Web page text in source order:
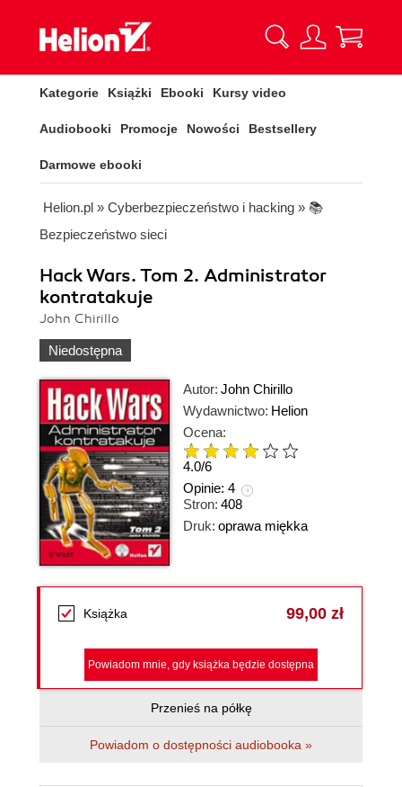
Kategorie Książki Ebooki Kursy video
Audiobooki Promocje Nowości Bestsellery
Darmowe ebooki
Helion.pl » Cyberbezpieczeństwo i hacking » 📚
Bezpieczeństwo sieci
Hack Wars. Tom 2. Administrator
kontratakuje
John Chirillo
Niedostępna
Autor: John Chirillo
Wydawnictwo: Helion
Ocena:
4.0/6
Opinie: 4
Stron: 408
Druk: oprawa miękka
Książka 99,00 zł
Powiadom mnie, gdy książka będzie dostępna
Przenieś na półkę
Powiadom o dostępności audiobooka »